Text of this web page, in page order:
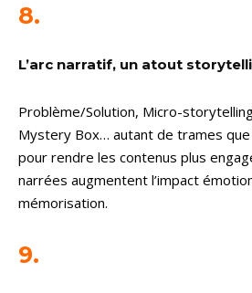
8.
L’arc narratif, un atout
Problème/Solution, Micro-
Mystery Box… autant de trames que
pour rendre les contenus plus
narrées augmentent l’impact
mémorisation.
9.